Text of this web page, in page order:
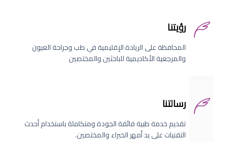
رؤيتنا
المحافظة على الريادة الإقليمية في طب وجراحة العيون
والمرجعية الأكاديمية للباحثين والمختصين
رسالتنا
تقديم خدمة طبية فائقة الجودة ومتكاملة باستخدام أحدث
التقنيات على يد أمهر الخبراء والمختصين.